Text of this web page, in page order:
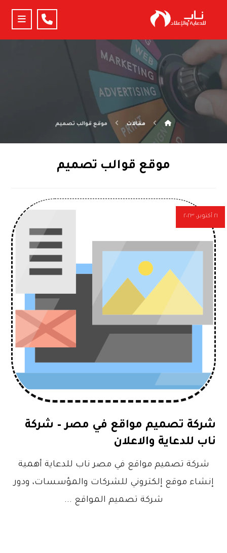
مقالات موقع قوالب تصميم
موقع قوالب تصميم
شركة تصميم مواقع في مصر – شركة
ناب للدعاية والاعلان
٢١ أكتوبر، ٢٠٢٣
شركة تصميم مواقع في مصر ناب للدعاية أهمية
إنشاء موقع إلكتروني للشركات والمؤسسات، ودور
شركة تصميم المواقع ...